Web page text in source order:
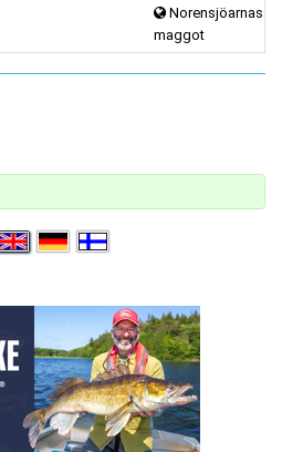
Norensjöarnas
maggot